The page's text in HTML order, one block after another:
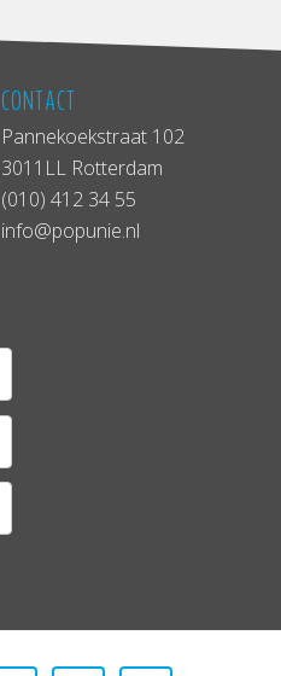
CONTACT
Pannekoekstraat 102
3011LL Rotterdam
(010) 412 34 55
info@popunie.nl